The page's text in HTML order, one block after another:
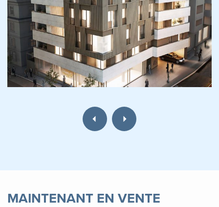
MAINTENANT EN VENTE